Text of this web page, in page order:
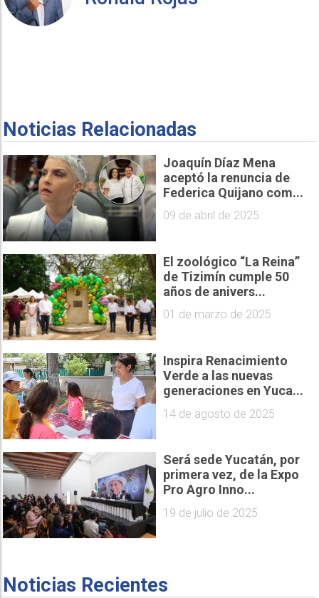
Noticias Relacionadas
Joaquín Díaz Mena
aceptó la renuncia de
Federica Quijano com...
09 de abril de 2025
El zoológico “La Reina”
de Tizimín cumple 50
años de anivers...
01 de marzo de 2025
Inspira Renacimiento
Verde a las nuevas
generaciones en Yuca...
14 de agosto de 2025
Será sede Yucatán, por
primera vez, de la Expo
Pro Agro Inno...
19 de julio de 2025
Noticias Recientes